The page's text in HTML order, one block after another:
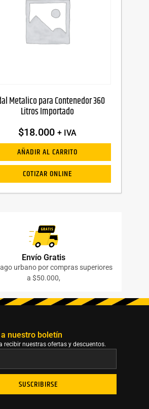
Metalico para Contenedor 360
Litros Importado
$18.000 + IVA
AÑADIR AL CARRITO
COTIZAR ONLINE
Envío Gratis
urbano por compras superiores
a $50.000,
nuestro boletín​
recibir nuestras ofertas y descuentos.
SUSCRIBIRSE